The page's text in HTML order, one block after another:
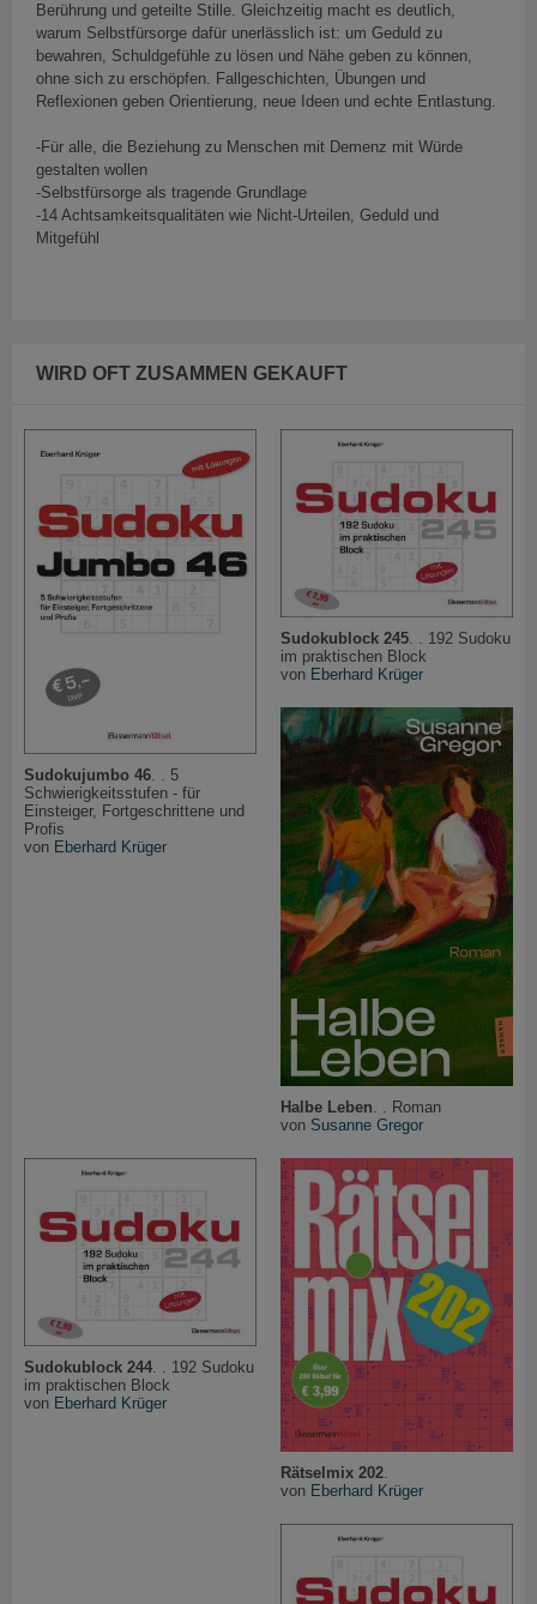
Berührung und geteilte Stille. Gleichzeitig macht es deutlich,
warum Selbstfürsorge dafür unerlässlich ist: um Geduld zu
bewahren, Schuldgefühle zu lösen und Nähe geben zu können,
ohne sich zu erschöpfen. Fallgeschichten, Übungen und
Reflexionen geben Orientierung, neue Ideen und echte Entlastung.
-Für alle, die Beziehung zu Menschen mit Demenz mit Würde
gestalten wollen
-Selbstfürsorge als tragende Grundlage
-14 Achtsamkeitsqualitäten wie Nicht-Urteilen, Geduld und
Mitgefühl
WIRD OFT ZUSAMMEN GEKAUFT
Sudokujumbo 46. . 5
Schwierigkeitsstufen - für
Einsteiger, Fortgeschrittene und
Profis
von Eberhard Krüger
Sudokublock 245. . 192 Sudoku
im praktischen Block
von Eberhard Krüger
Halbe Leben . . Roman
von Susanne Gregor
Sudokublock 244 . . 192 Sudoku
im praktischen Block
von Eberhard Krüger
Rätselmix 202
von Eberhard Krüger